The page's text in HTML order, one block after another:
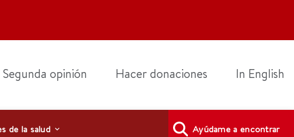
Segunda opinión Hacer donaciones In English
de la salud Ayúdame a encontrar